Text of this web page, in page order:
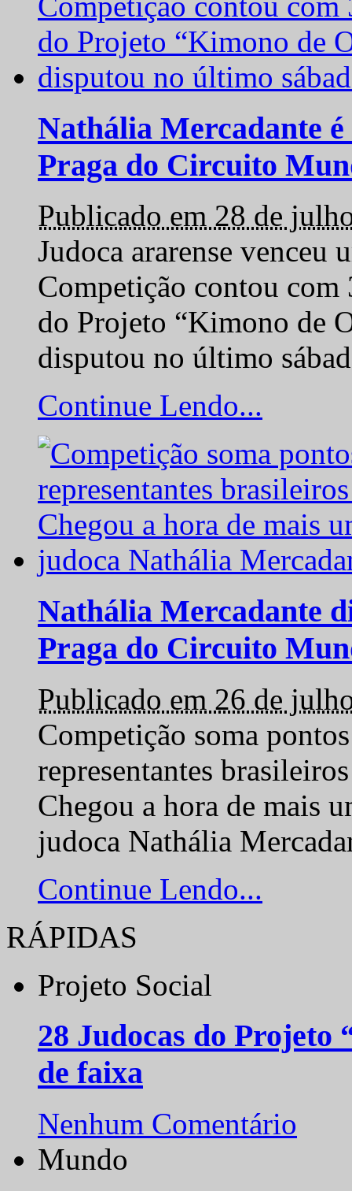
Nathália Mercadante
Praga do Circuito
Publicado em 28 de
Judoca ararense venceu
Competição contou com
do Projeto “Kimono de
disputou no último
Continue Lendo...
Nathália Mercadante
Praga do Circuito
Publicado em 26 de
Competição soma
representantes
Chegou a hora de mais
judoca Nathália
Continue Lendo...
RÁPIDAS
Projeto Social
28 Judocas do
de faixa
Nenhum Comentário
Mundo